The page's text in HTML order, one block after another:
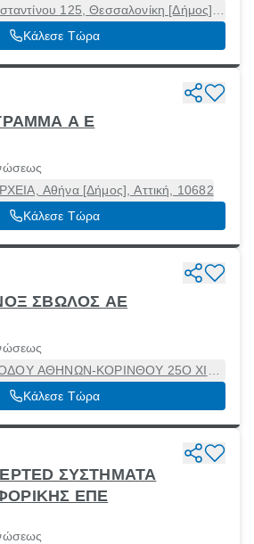
125, Θεσσαλονίκη [Δήμος],
Θεσσαλονίκη, 54248
Κάλεσε Τώρα
Α Ε
Αθήνα [Δήμος], Αττική, 10682
Κάλεσε Τώρα
ΣΒΩΛΟΣ ΑΕ
ΑΘΗΝΩΝ-ΚΟΡΙΝΘΟΥ 25Ο ΧΙΛ.,
Αττική, 19300
Κάλεσε Τώρα
ΣΥΣΤΗΜΑΤΑ
ΕΠΕ